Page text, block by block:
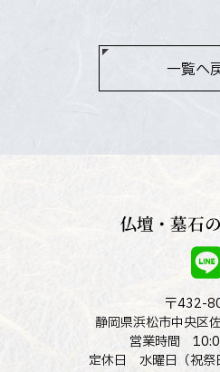
一覧へ
〒432-
静岡県浜松市中央区
営業時間
定休日 水曜日（祝祭